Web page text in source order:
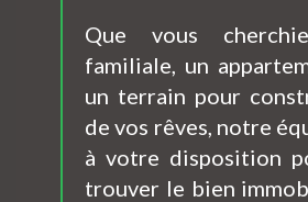
Que vous
familiale, un
un terrain pour
de vos rêves, notre
à votre disposition
trouver le bien